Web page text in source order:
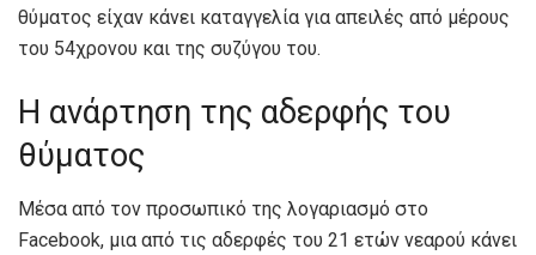
θύματος είχαν κάνει καταγγελία για απειλές από μέρους
του 54χρονου και της συζύγου του.
Η ανάρτηση της αδερφής του
θύματος
Μέσα από τον προσωπικό της λογαριασμό στο
Facebook, μια από τις αδερφές του 21 ετών νεαρού κάνει